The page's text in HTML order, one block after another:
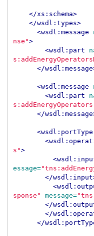
</xs:schema>
</wsdl:types>
<wsdl:message
nse">
<wsdl:part
</
<wsdl:message
<wsdl:part
</
<wsdl:portType
s">
essage=
</
sponse"
message=
</
</
</